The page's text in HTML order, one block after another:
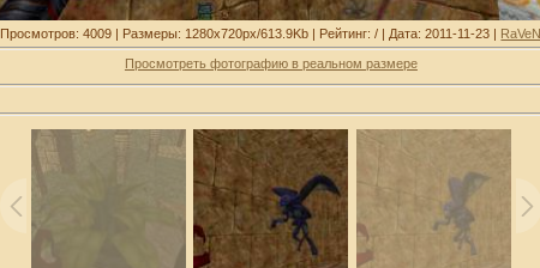
Просмотров: 4009 | Размеры: 1280x720px/613.9Kb | Рейтинг: / | Дата: 2011-11-23 |
Просмотреть фотографию в реальном размере